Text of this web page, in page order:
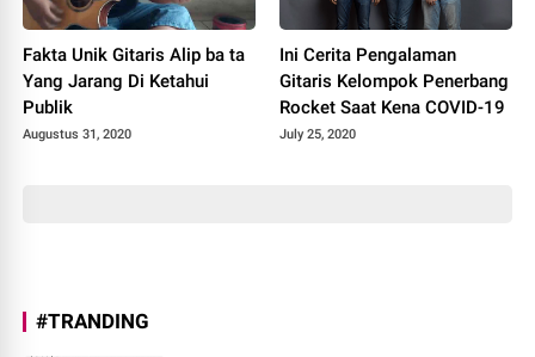
Fakta Unik Gitaris Alip ba ta
Yang Jarang Di Ketahui
Publik
Augustus 31, 2020
Ini Cerita Pengalaman
Gitaris Kelompok Penerbang
Rocket Saat Kena COVID-19
July 25, 2020
#TRANDING